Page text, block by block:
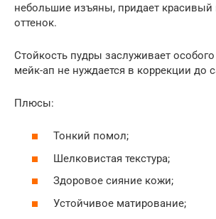
небольшие изъяны, придает красивый
оттенок.
Стойкость пудры заслуживает
мейк-ап не нуждается в коррекции до
Плюсы:
Тонкий помол;
Шелковистая текстура;
Здоровое сияние кожи;
Устойчивое матирование;